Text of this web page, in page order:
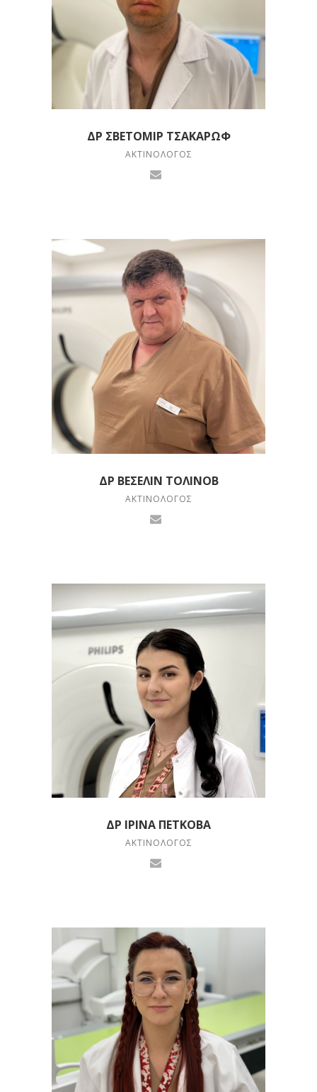
ΔΡ ΣΒΕΤΟΜΊΡ ΤΣΑΚΆΡΩΦ
ΑΚΤΙΝΟΛΌΓΟΣ
ΔΡ ΒΈΣΕΛΙΝ ΤΟΛΊΝΟΒ
ΑΚΤΙΝΟΛΌΓΟΣ
ΔΡ ΙΡΊΝΑ ΠΕΤΚΌΒΑ
ΑΚΤΙΝΟΛΌΓΟΣ